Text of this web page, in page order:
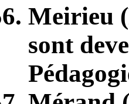
Meirieu
sont